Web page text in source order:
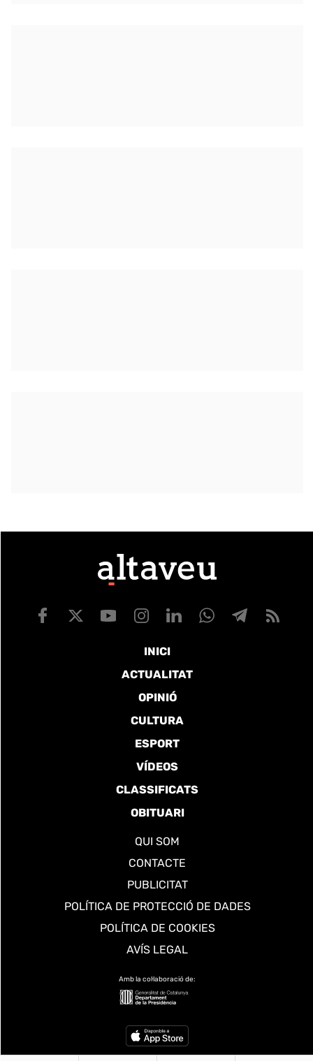
INICI
ACTUALITAT
OPINIÓ
CULTURA
ESPORT
VÍDEOS
CLASSIFICATS
OBITUARI
QUI SOM
CONTACTE
PUBLICITAT
POLÍTICA DE PROTECCIÓ DE DADES
POLÍTICA DE COOKIES
AVÍS LEGAL
Amb la col·laboració de: